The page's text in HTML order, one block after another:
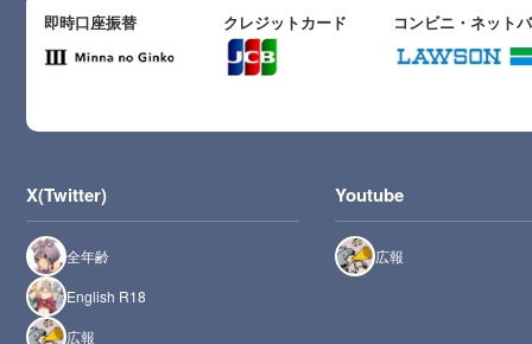
即時口座振替 クレジットカード コンビニ・ネット
X(Twitter)
全年齢
English R18
広報
Youtube
広報